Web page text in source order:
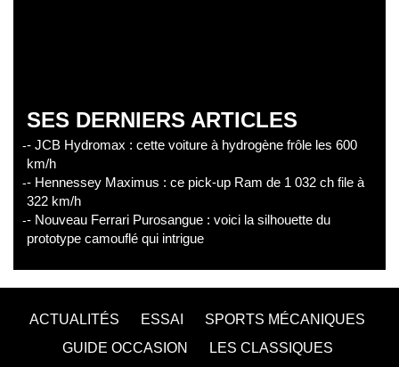
SES DERNIERS ARTICLES
- JCB Hydromax : cette voiture à hydrogène frôle les 600
km/h
- Hennessey Maximus : ce pick-up Ram de 1 032 ch file à
322 km/h
- Nouveau Ferrari Purosangue : voici la silhouette du
prototype camouflé qui intrigue
ACTUALITÉS ESSAI
SPORTS MÉCANIQUES
GUIDE OCCASION
LES CLASSIQUES